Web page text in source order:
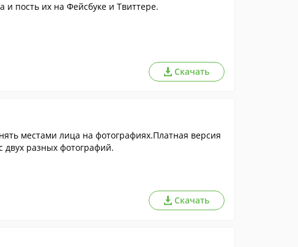
и пость их на Фейсбуке и Твиттере.
Скачать
местами лица на фотографиях.Платная версия
двух разных фотографий.
Скачать